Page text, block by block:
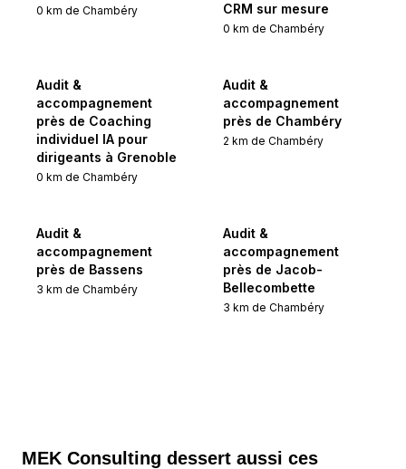
0 km de Chambéry
CRM sur mesure
0 km de Chambéry
Audit &
accompagnement
près de Coaching
individuel IA pour
dirigeants à Grenoble
0 km de Chambéry
Audit &
accompagnement
près de Chambéry
2 km de Chambéry
Audit &
accompagnement
près de Bassens
3 km de Chambéry
Audit &
accompagnement
près de Jacob-
Bellecombette
3 km de Chambéry
MEK Consulting dessert aussi ces